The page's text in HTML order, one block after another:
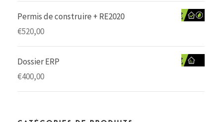
Permis de construire + RE2020
€520,00
Dossier ERP
€400,00